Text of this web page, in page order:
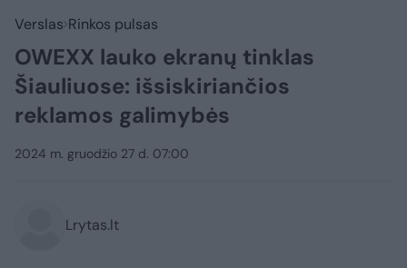
Verslas Rinkos pulsas
OWEXX lauko ekranų tinklas
Šiauliuose: išsiskiriančios
reklamos galimybės
2024 m. gruodžio 27 d. 07:00
Lrytas.lt